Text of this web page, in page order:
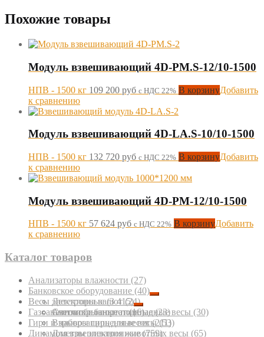
Похожие товары
Модуль взвешивающий 4D-PM.S-12/10-1500
НПВ - 1500 кг 109 200 руб с НДС 22% В корзинуДобавить
к сравнению
Модуль взвешивающий 4D-LA.S-10/10-1500
НПВ - 1500 кг 132 720 руб с НДС 22% В корзинуДобавить
к сравнению
Модуль взвешивающий 4D-PM-12/10-1500
НПВ - 1500 кг 57 624 руб с НДС 22% В корзинуДобавить
к сравнению
Каталог товаров
Анализаторы влажности (27)
Банковское оборудование (40)
Детекторы валют(24)
Счетчики банкнот(16)
Весы электронные(3 415)
Автомобильные подкладные весы (30)
Взрывозащищенные весы(53)
Для взвешивания животных весы (65)
Газоанализаторы портативные(23)
Гири и наборы гирь для весов(211)
Динамометры электронные(759)